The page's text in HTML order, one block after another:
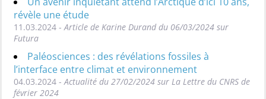
révèle une étude
11.03.2024 - Article de Karine Durand du 06/03/2024 sur
Futura
Paléosciences : des révélations fossiles à
l’interface entre climat et environnement
04.03.2024 - Actualité du 27/02/2024 sur La Lettre du CNRS de
février 2024